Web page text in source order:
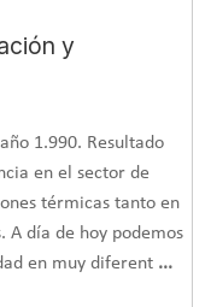
y
1.990. Resultado
en el sector de
térmicas tanto en
A día de hoy podemos
en muy diferent ...